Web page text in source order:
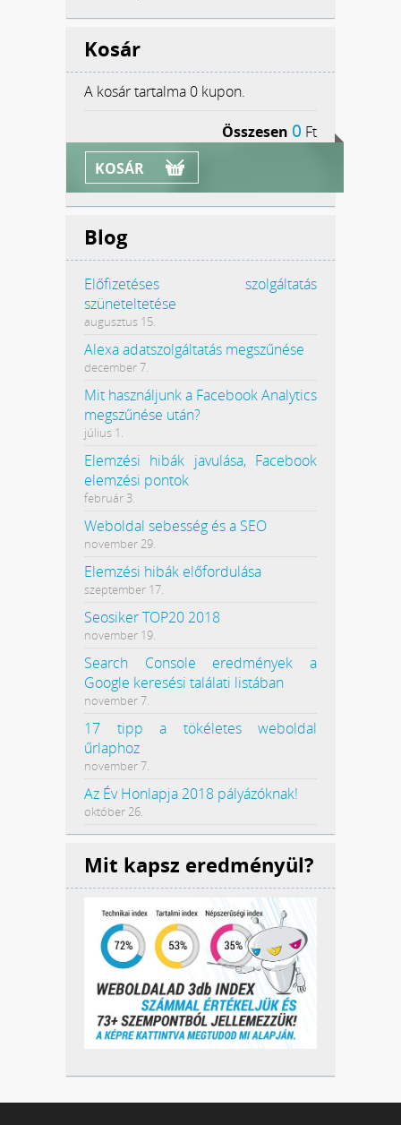
Kosár
A kosár tartalma 0 kupon.
Összesen 0 Ft
KOSÁR
Blog
Előfizetéses szolgáltatás
szüneteltetése
augusztus 15.
Alexa adatszolgáltatás megszűnése
december 7.
Mit használjunk a Facebook Analytics
megszűnése után?
július 1.
Elemzési hibák javulása, Facebook
elemzési pontok
február 3.
Weboldal sebesség és a SEO
november 29.
Elemzési hibák előfordulása
szeptember 17.
Seosiker TOP20 2018
november 19.
Search Console eredmények a
Google keresési találati listában
november 7.
17 tipp a tökéletes weboldal
űrlaphoz
november 7.
Az Év Honlapja 2018 pályázóknak!
október 26.
Mit kapsz eredményül?